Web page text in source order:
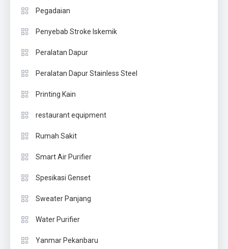
Pegadaian
Penyebab Stroke Iskemik
Peralatan Dapur
Peralatan Dapur Stainless Steel
Printing Kain
restaurant equipment
Rumah Sakit
Smart Air Purifier
Spesikasi Genset
Sweater Panjang
Water Purifier
Yanmar Pekanbaru